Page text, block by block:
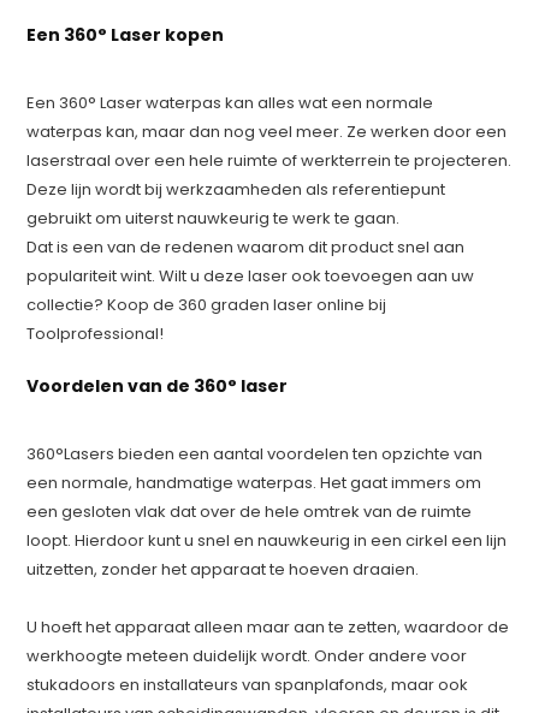
Een 360° Laser kopen
Een 360° Laser waterpas kan alles wat een normale
waterpas kan, maar dan nog veel meer. Ze werken door een
laserstraal over een hele ruimte of werkterrein te projecteren.
Deze lijn wordt bij werkzaamheden als referentiepunt
gebruikt om uiterst nauwkeurig te werk te gaan.
Dat is een van de redenen waarom dit product snel aan
populariteit wint. Wilt u deze laser ook toevoegen aan uw
collectie? Koop de 360 graden laser online bij
Toolprofessional!
Voordelen van de 360° laser
360°Lasers bieden een aantal voordelen ten opzichte van
een normale, handmatige waterpas. Het gaat immers om
een gesloten vlak dat over de hele omtrek van de ruimte
loopt. Hierdoor kunt u snel en nauwkeurig in een cirkel een lijn
uitzetten, zonder het apparaat te hoeven draaien.
U hoeft het apparaat alleen maar aan te zetten, waardoor de
werkhoogte meteen duidelijk wordt. Onder andere voor
stukadoors en installateurs van spanplafonds, maar ook